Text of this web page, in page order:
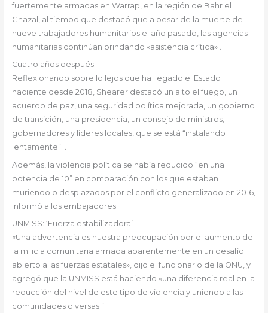
fuertemente armadas en Warrap, en la región de Bahr el
Ghazal, al tiempo que destacó que a pesar de la muerte de
nueve trabajadores humanitarios el año pasado, las agencias
humanitarias continúan brindando «asistencia crítica» .
Cuatro años después
Reflexionando sobre lo lejos que ha llegado el Estado
naciente desde 2018, Shearer destacó un alto el fuego, un
acuerdo de paz, una seguridad política mejorada, un gobierno
de transición, una presidencia, un consejo de ministros,
gobernadores y líderes locales, que se está “instalando
lentamente”. .
Además, la violencia política se había reducido “en una
potencia de 10” en comparación con los que estaban
muriendo o desplazados por el conflicto generalizado en 2016,
informó a los embajadores.
UNMISS: ‘Fuerza estabilizadora’
«Una advertencia es nuestra preocupación por el aumento de
la milicia comunitaria armada aparentemente en un desafío
abierto a las fuerzas estatales», dijo el funcionario de la ONU, y
agregó que la UNMISS está haciendo «una diferencia real en la
reducción del nivel de este tipo de violencia y uniendo a las
comunidades diversas ”.